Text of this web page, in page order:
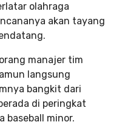
olahraga
akan tayang
manajer tim
langsung
bangkit dari
di peringkat
baseball minor.